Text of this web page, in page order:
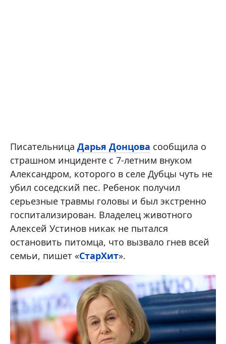
Писательница Дарья Донцова сообщила о
страшном инциденте с 7-летним внуком
Александром, которого в селе Дубцы чуть не
убил соседский пес. Ребенок получил
серьезные травмы головы и был экстренно
госпитализирован. Владелец животного
Алексей Устинов никак не пытался
остановить питомца, что вызвало гнев всей
семьи, пишет «СтарХит».